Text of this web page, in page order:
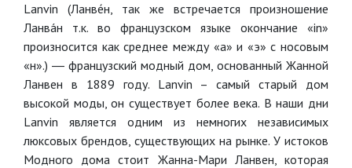
Lanvin (Ланве́н, так же встречается произношение
Ланвáн т.к. во французском языке окончание «in»
произносится как среднее между «а» и «э» с носовым
«н».) ― французский модный дом, основанный Жанной
Ланвен в 1889 году. Lanvin – самый старый дом
высокой моды, он существует более века. В наши дни
Lanvin является одним из немногих независимых
люксовых брендов, существующих на рынке. У истоков
Модного дома стоит Жанна-Мари Ланвен, которая